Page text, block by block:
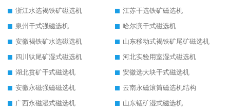
浙江水选褐铁矿磁选机
江苏干选铁矿磁选机
泉州干式强磁选机
哈尔滨干式磁选机
安徽褐铁矿水选磁选机
山东移动式褐铁矿尾矿磁选机
四川钛尾矿湿式磁选机
河北实验用室湿式磁选机
湖北贫矿干式磁选机
安徽选大块干式磁选机
安徽永磁强磁磁选机
云南永磁滚筒磁选机结构
广西永磁湿式磁选机
山东锰矿湿式磁选机